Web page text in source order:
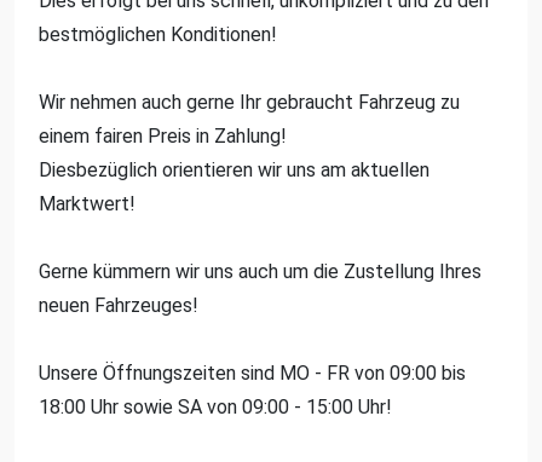
bestmöglichen Konditionen!
Wir nehmen auch gerne Ihr gebraucht Fahrzeug zu
einem fairen Preis in Zahlung!
Diesbezüglich orientieren wir uns am aktuellen
Marktwert!
Gerne kümmern wir uns auch um die Zustellung Ihres
neuen Fahrzeuges!
Unsere Öffnungszeiten sind MO - FR von 09:00 bis
18:00 Uhr sowie SA von 09:00 - 15:00 Uhr!